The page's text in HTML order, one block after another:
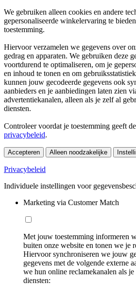
We gebruiken alleen cookies en andere
gepersonaliseerde winkelervaring te
toestemming.
Hiervoor verzamelen we gegevens over
gedrag en apparaten. We gebruiken deze
voortdurend te optimaliseren, om je
en inhoud te tonen en om
kunnen jouw gecodeerde gegevens ook
aanbieders en je aanbiedingen laten zien
advertentiekanalen, alleen als je zelf al
diensten.
Controleer voordat je toestemming geeft
privacybeleid.
Accepteren Alleen noodzakelijke
Privacybeleid
Individuele instellingen voor
Marketing via Customer Match
Met jouw toestemming informeren
buiten onze website en tonen we je
Hiervoor synchroniseren we jouw
gegevens met de volgende externe
we hun online reclamekanalen als
diensten: